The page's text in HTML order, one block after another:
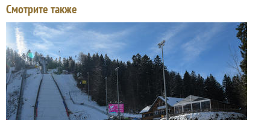
Смотрите также